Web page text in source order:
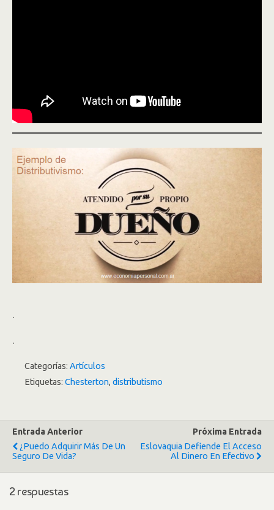
.
.
Categorías: Artículos
Etiquetas: Chesterton, distributismo
Entrada Anterior
¿Puedo Adquirir Más De Un
Seguro De Vida?
Próxima Entrada
Eslovaquia Defiende El Acceso
Al Dinero En Efectivo
2 respuestas